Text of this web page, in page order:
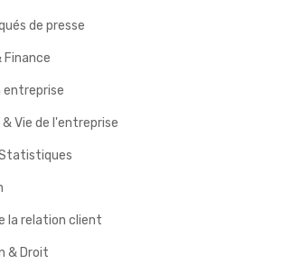
de presse
Finance
entreprise
& Vie de l'entreprise
la relation client
& Droit